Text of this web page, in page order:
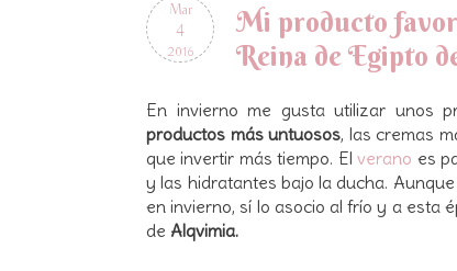
Mar
4
2016
Mi producto
Reina de Egipto
En invierno me gusta utilizar unos
productos más untuosos, las cremas
que invertir más tiempo. Elverano es
y las hidratantes bajo la ducha.
en invierno, sí lo asocio al frío y a esta
de Alqvimia.